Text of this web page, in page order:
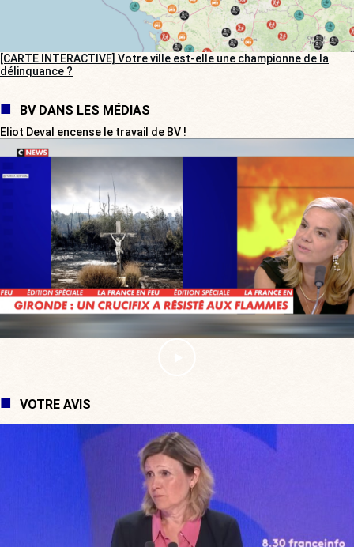
[CARTE INTERACTIVE] Votre ville est-elle une championne de la
délinquance ?
BV DANS LES MÉDIAS
Eliot Deval encense le travail de BV !
VOTRE AVIS